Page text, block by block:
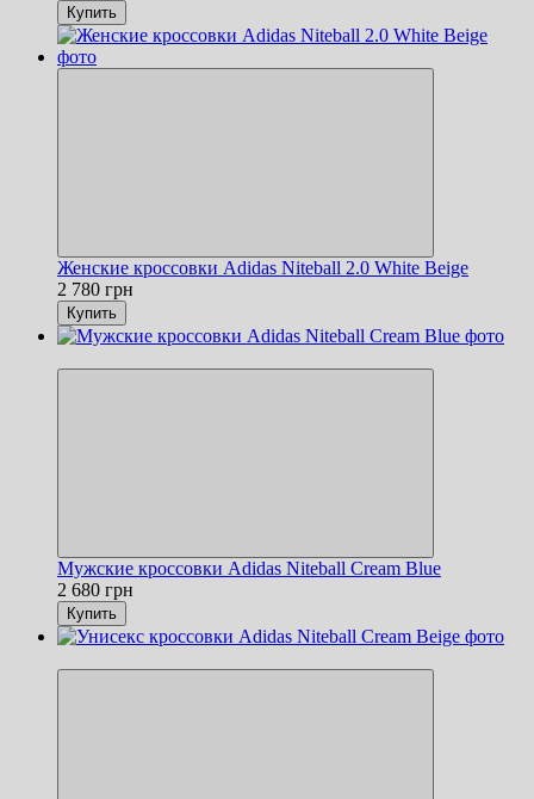
Купить
Женские кроссовки Adidas Niteball 2.0 White Beige
2 780 грн
Купить
Мужские кроссовки Adidas Niteball Cream Blue
2 680 грн
Купить